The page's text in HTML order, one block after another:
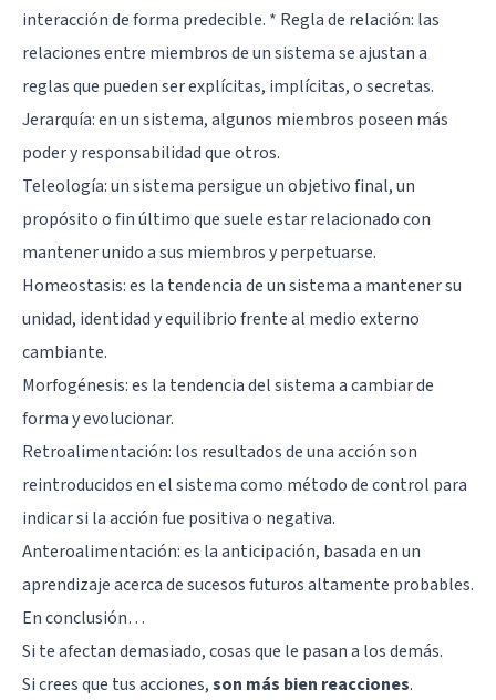
interacción de forma predecible. * Regla de relación: las
relaciones entre miembros de un sistema se ajustan a
reglas que pueden ser explícitas, implícitas, o secretas.
Jerarquía: en un sistema, algunos miembros poseen más
poder y responsabilidad que otros.
Teleología: un sistema persigue un objetivo final, un
propósito o fin último que suele estar relacionado con
mantener unido a sus miembros y perpetuarse.
Homeostasis: es la tendencia de un sistema a mantener su
unidad, identidad y equilibrio frente al medio externo
cambiante.
Morfogénesis: es la tendencia del sistema a cambiar de
forma y evolucionar.
Retroalimentación: los resultados de una acción son
reintroducidos en el sistema como método de control para
indicar si la acción fue positiva o negativa.
Anteroalimentación: es la anticipación, basada en un
aprendizaje acerca de sucesos futuros altamente probables.
En conclusión…
Si te afectan demasiado, cosas que le pasan a los demás.
Si crees que tus acciones,son más bien reacciones.